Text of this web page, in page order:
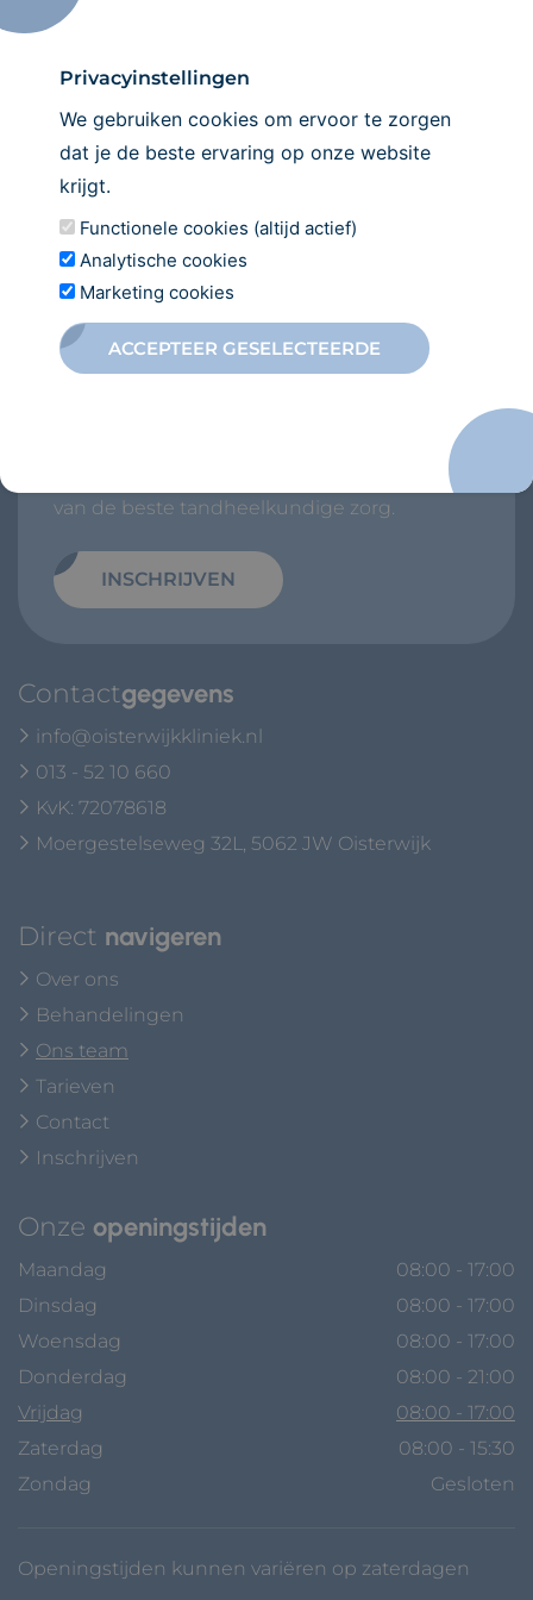
Wij verwelkomen u graag in onze praktijk!
INSCHRIJVEN
Directinschrijven
welkom en kijken ernaar uit om u te voorzien
van de beste tandheelkundige zorg.
INSCHRIJVEN
Contactgegevens
info@oisterwijkkliniek.nl
013 - 52 10 660
KvK: 72078618
Moergestelseweg 32L, 5062 JW Oisterwijk
Direct navigeren
Over ons
Behandelingen
Ons team
Tarieven
Contact
Inschrijven
Onze openingstijden
Maandag
08:00 - 17:00
Dinsdag
08:00 - 17:00
Woensdag
08:00 - 17:00
Donderdag
08:00 - 21:00
Vrijdag
08:00 - 17:00
Zaterdag
08:00 - 15:30
Zondag
Gesloten
Openingstijden kunnen variëren op zaterdagen
Privacyinstellingen
We gebruiken cookies om ervoor te zorgen
dat je de beste ervaring op onze website
krijgt.
Functionele cookies (altijd actief)
Analytische cookies
Marketing cookies
ACCEPTEER GESELECTEERDE